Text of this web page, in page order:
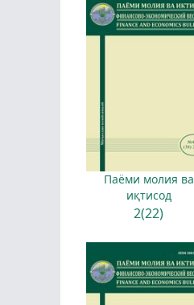
Паёми молия ва
иқтисод
2(22)